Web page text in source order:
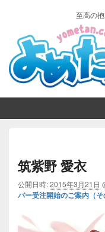
至高の
筑紫野 愛衣
公開日時:2015年3月21日
バー受注開始のご案内（そ